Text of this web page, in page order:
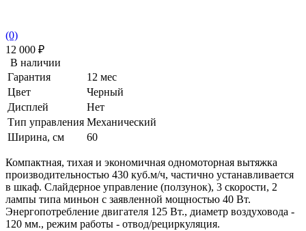
(0)
12 000 ₽
В наличии
Гарантия
12 мес
Цвет
Черный
Дисплей
Нет
Тип управления Механический
Ширина, см
60
Компактная, тихая и экономичная одномоторная вытяжка
производительностью 430 куб.м/ч, частично устанавливается
в шкаф. Слайдерное управление (ползунок), 3 скорости, 2
лампы типа миньон с заявленной мощностью 40 Вт.
Энергопотребление двигателя 125 Вт., диаметр воздуховода -
120 мм., режим работы - отвод/рециркуляция.